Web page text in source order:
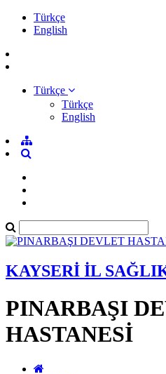
Türkçe
English
Türkçe
Türkçe
English
KAYSERİ İL
PINARBAŞI
HASTANESİ